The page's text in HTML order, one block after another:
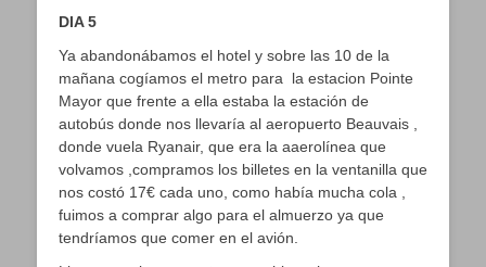
DIA 5
Ya abandonábamos el hotel y sobre las 10 de la
mañana cogíamos el metro para la estacion Pointe
Mayor que frente a ella estaba la estación de
autobús donde nos llevaría al aeropuerto Beauvais ,
donde vuela Ryanair, que era la aaerolínea que
volvamos ,compramos los billetes en la ventanilla que
nos costó 17€ cada uno, como había mucha cola ,
fuimos a comprar algo para el almuerzo ya que
tendríamos que comer en el avión.